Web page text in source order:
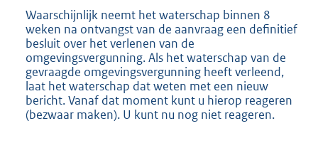
Waarschijnlijk neemt het waterschap binnen 8
weken na ontvangst van de aanvraag een definitief
besluit over het verlenen van de
omgevingsvergunning. Als het waterschap van de
gevraagde omgevingsvergunning heeft verleend,
laat het waterschap dat weten met een nieuw
bericht. Vanaf dat moment kunt u hierop reageren
(bezwaar maken). U kunt nu nog niet reageren.